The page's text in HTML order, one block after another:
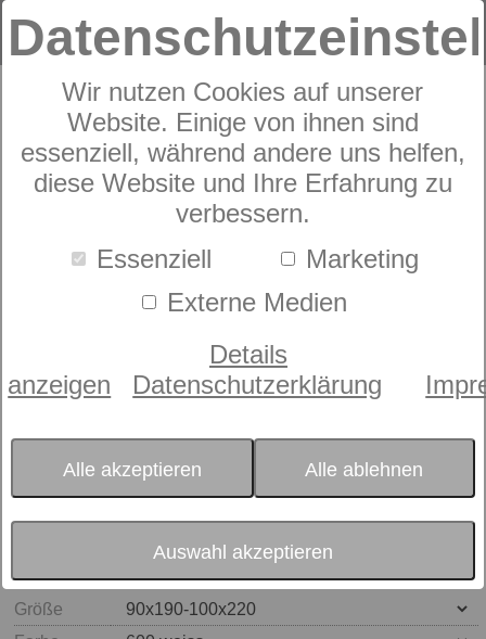
Wir nutzen Cookies auf unserer
Website. Einige von ihnen sind
essenziell, während andere uns helfen,
diese Website und Ihre Erfahrung zu
verbessern.
Essenziell
Marketing
Externe Medien
Details
anzeigen
Datenschutzerklärung
Alle akzeptieren Alle ablehnen
Auswahl akzeptieren
Spannbetttuch
dormabell
Premium
Größe